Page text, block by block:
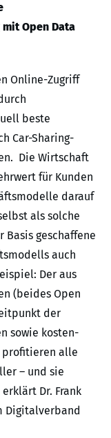
mit Open Data
Online-Zugriff
beste
Car-Sharing-
Die Wirtschaft
für Kunden
darauf
als solche
geschaffene
auch
Der aus
(beides Open
der
sowie kosten-
profitieren alle
– und sie
Dr. Frank
Digitalverband